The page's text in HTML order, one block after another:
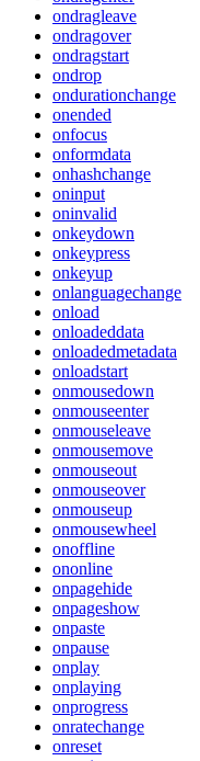
ondragleave
ondragover
ondragstart
ondrop
ondurationchange
onended
onfocus
onformdata
onhashchange
oninput
oninvalid
onkeydown
onkeypress
onkeyup
onlanguagechange
onload
onloadeddata
onloadedmetadata
onloadstart
onmousedown
onmouseenter
onmouseleave
onmousemove
onmouseout
onmouseover
onmouseup
onmousewheel
onoffline
ononline
onpagehide
onpageshow
onpaste
onpause
onplay
onplaying
onprogress
onratechange
onreset